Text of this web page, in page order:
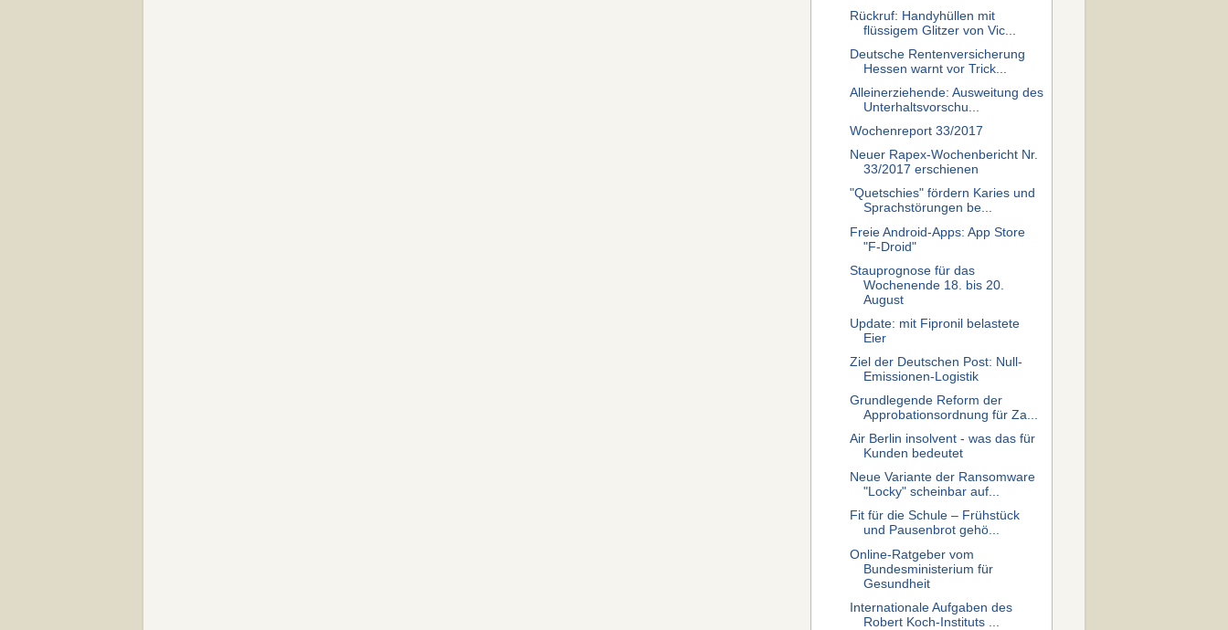
Rückruf: Handyhüllen mit
flüssigem Glitzer von Vic...
Deutsche Rentenversicherung
Hessen warnt vor Trick...
Alleinerziehende: Ausweitung des
Unterhaltsvorschu...
Wochenreport 33/2017
Neuer Rapex-Wochenbericht Nr.
33/2017 erschienen
"Quetschies" fördern Karies und
Sprachstörungen be...
Freie Android-Apps: App Store
"F-Droid"
Stauprognose für das
Wochenende 18. bis 20.
August
Update: mit Fipronil belastete
Eier
Ziel der Deutschen Post: Null-
Emissionen-Logistik
Grundlegende Reform der
Approbationsordnung für Za...
Air Berlin insolvent - was das für
Kunden bedeutet
Neue Variante der Ransomware
"Locky" scheinbar auf...
Fit für die Schule – Frühstück
und Pausenbrot gehö...
Online-Ratgeber vom
Bundesministerium für
Gesundheit
Internationale Aufgaben des
Robert Koch-Instituts ...